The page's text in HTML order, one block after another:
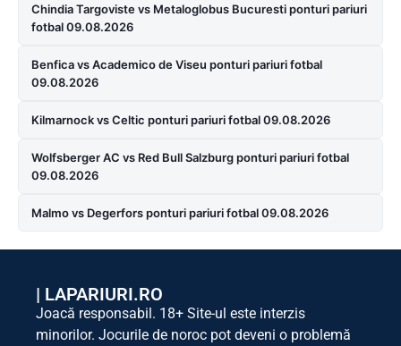
Chindia Targoviste vs Metaloglobus Bucuresti ponturi pariuri
fotbal 09.08.2026
Benfica vs Academico de Viseu ponturi pariuri fotbal
09.08.2026
Kilmarnock vs Celtic ponturi pariuri fotbal 09.08.2026
Wolfsberger AC vs Red Bull Salzburg ponturi pariuri fotbal
09.08.2026
Malmo vs Degerfors ponturi pariuri fotbal 09.08.2026
| LAPARIURI.RO
Joacă responsabil. 18+ Site-ul este interzis
minorilor. Jocurile de noroc pot deveni o problemă